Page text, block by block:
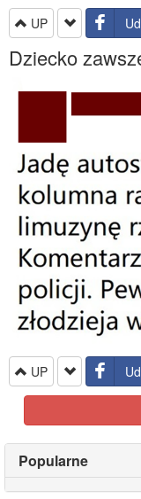
UP
Dziecko
UP
Popularne